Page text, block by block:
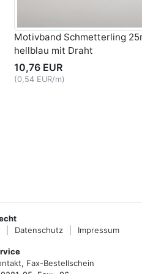
Motivband Schmetterling
hellblau mit Draht
10,76 EUR
(0,54 EUR/m)
Datenschutz Impressum
, Fax-Bestellschein